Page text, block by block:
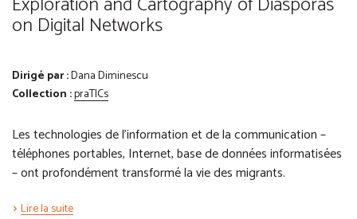
on Digital Networks
Dirigé par :Dana Diminescu
Collection :praTICs
Les technologies de l’information et de la communication –
téléphones portables, Internet, base de données informatisées
– ont profondément transformé la vie des migrants.
Lire la suite